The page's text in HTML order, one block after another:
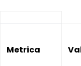
Metrica